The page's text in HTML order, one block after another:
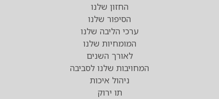
החזון שלנו
הסיפור שלנו
ערכי הליבה שלנו
המומחיות שלנו
לאורך השנים
המחויבות שלנו לסביבה
ניהול איכות
תו ירוק